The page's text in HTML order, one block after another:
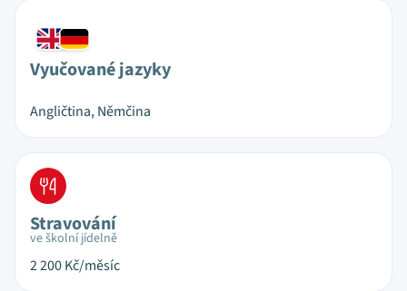
Vyučované jazyky
Angličtina, Němčina
Stravování
ve školní jídelně
2 200Kč/měsíc